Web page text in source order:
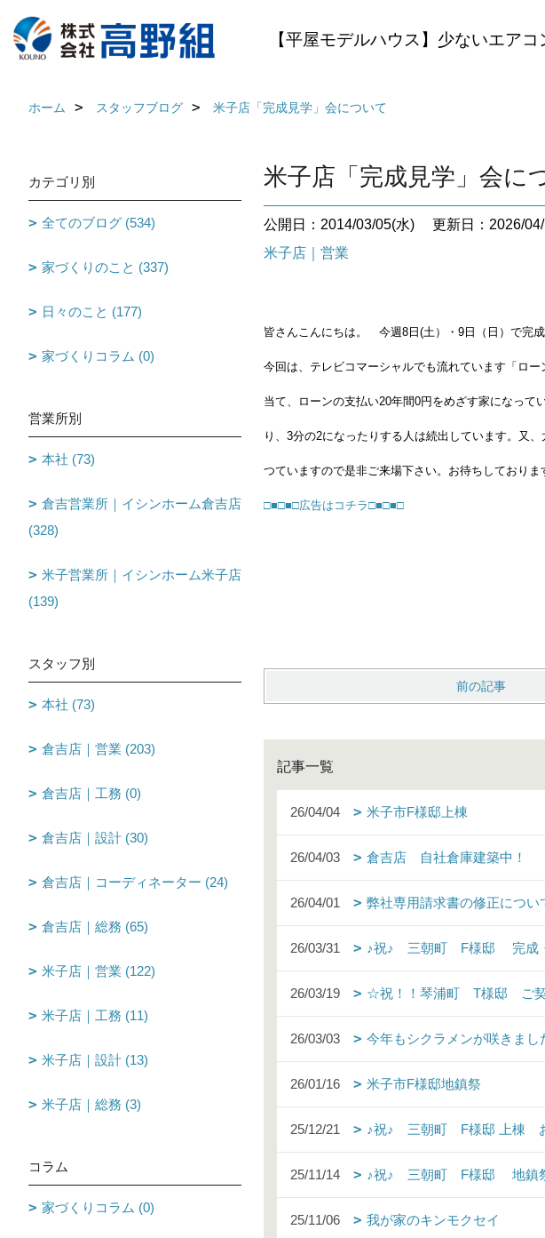
【平屋モデルハウス】少ないエア
ホーム スタッフブログ 米子店「完成見学」会について
米子店「完成見学」会に
公開日：2014/03/05(水) 更新日：2026/
米子店｜営業
皆さんこんにちは。 今週8日(土）・9日（日）で完成
今回は、テレビコマーシャルでも流れています「ロ
当て、ローンの支払い20年間0円をめざす家になっ
り、3分の2になったりする人は続出しています。又
つていますので是非ご来場下さい。お待ちしておりま
□■□■□広告はコチラ□■□■□
前の記事
記事一覧
26/04/04 米子市F様邸上棟
26/04/03 倉吉店 自社倉庫建築中！
26/04/01 弊社専用請求書の修正につい
26/03/31 ♪祝♪ 三朝町 F様邸 完成・
26/03/19 ☆祝！！琴浦町 T様邸 ご契
26/03/03 今年もシクラメンが咲きまし
26/01/16 米子市F様邸地鎮祭
25/12/21 ♪祝♪ 三朝町 F様邸 上棟
25/11/14 ♪祝♪ 三朝町 F様邸 地鎮祭
25/11/06 我が家のキンモクセイ
カテゴリ別
全てのブログ (534)
家づくりのこと (337)
日々のこと (177)
家づくりコラム (0)
営業所別
本社 (73)
倉吉営業所｜イシンホーム倉吉店
(328)
米子営業所｜イシンホーム米子店
(139)
スタッフ別
本社 (73)
倉吉店｜営業 (203)
倉吉店｜工務 (0)
倉吉店｜設計 (30)
倉吉店｜コーディネーター (24)
倉吉店｜総務 (65)
米子店｜営業 (122)
米子店｜工務 (11)
米子店｜設計 (13)
米子店｜総務 (3)
コラム
家づくりコラム (0)